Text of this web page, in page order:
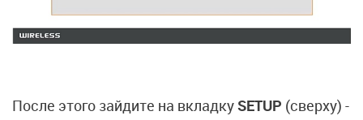
После этого зайдите на вкладкуSETUP (сверху) -